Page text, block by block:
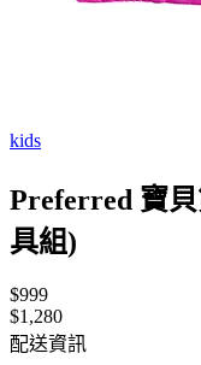
kids
Preferred 寶
具組)
$999
$1,280
配送資訊